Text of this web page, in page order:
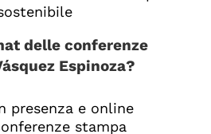
delle conferenze
Espinoza?
presenza e online
stampa